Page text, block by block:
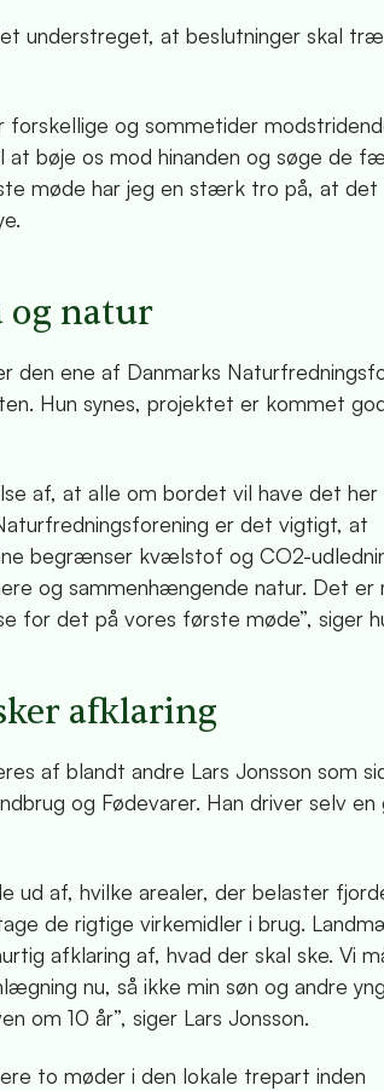
understreget, at beslutninger skal
forskellige og sommetider
at bøje os mod hinanden og søge de
møde har jeg en stærk tro på, at det
natur
den ene af Danmarks
Hun synes, projektet er kommet
af, at alle om bordet vil have det
er det vigtigt, at
begrænser kvælstof og CO2-
og sammenhængende natur. Det er
for det på vores første møde”, siger
afklaring
af blandt andre Lars Jonsson som
og Fødevarer. Han driver selv en
ud af, hvilke arealer, der belaster
de rigtige virkemidler i brug.
afklaring af, hvad der skal ske. Vi
nu, så ikke min søn og andre
om 10 år”, siger Lars Jonsson.
to møder i den lokale trepart inden